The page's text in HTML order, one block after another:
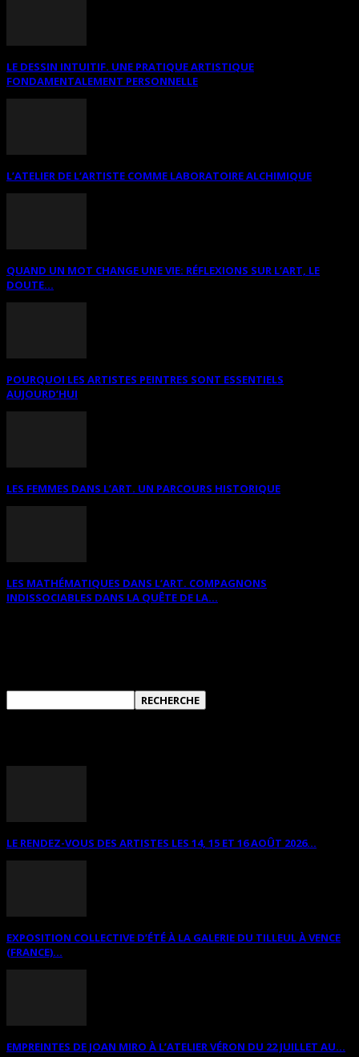
LE DESSIN INTUITIF. UNE PRATIQUE ARTISTIQUE
FONDAMENTALEMENT PERSONNELLE
L’ATELIER DE L’ARTISTE COMME LABORATOIRE ALCHIMIQUE
QUAND UN MOT CHANGE UNE VIE: RÉFLEXIONS SUR L’ART, LE
DOUTE...
POURQUOI LES ARTISTES PEINTRES SONT ESSENTIELS
AUJOURD’HUI
LES FEMMES DANS L’ART. UN PARCOURS HISTORIQUE
LES MATHÉMATIQUES DANS L’ART. COMPAGNONS
INDISSOCIABLES DANS LA QUÊTE DE LA...
LE RENDEZ-VOUS DES ARTISTES LES 14, 15 ET 16 AOÛT 2026...
EXPOSITION COLLECTIVE D’ÉTÉ À LA GALERIE DU TILLEUL À VENCE
(FRANCE)...
EMPREINTES DE JOAN MIRO À L’ATELIER VÉRON DU 22 JUILLET AU...